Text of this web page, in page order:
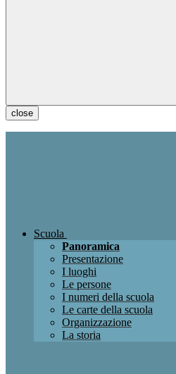
close
Scuola
Panoramica
Presentazione
I luoghi
Le persone
I numeri della scuola
Le carte della scuola
Organizzazione
La storia